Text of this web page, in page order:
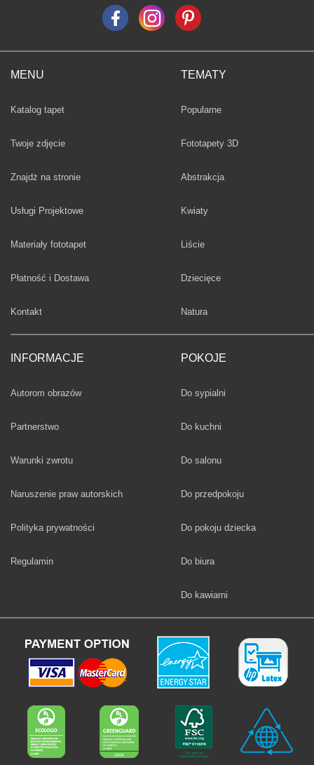
MENU
Katalog tapet
Twoje zdjęcie
Znajdż na stronie
Usługi Projektowe
Materiały fototapet
Płatność i Dostawa
Kontakt
INFORMACJE
Autorom obrazów
Partnerstwo
Warunki zwrotu
Naruszenie praw autorskich
Polityka prywatności
Regulamin
TEMATY
Fototapety
Popularne
Fototapety 3D
Fototapety
Abstrakcja
Fototapety
Kwiaty
Fototapety
Liście
Fototapety
Dziecięce
Fototapety
Natura
POKOJE
Fototapety
Do sypialni
Fototapety
Do kuchni
Fototapety
Do salonu
Fototapety
Do przedpokoju
Fototapety
Do pokoju dziecka
Fototapety
Do biura
Fototapety
Do kawiarni